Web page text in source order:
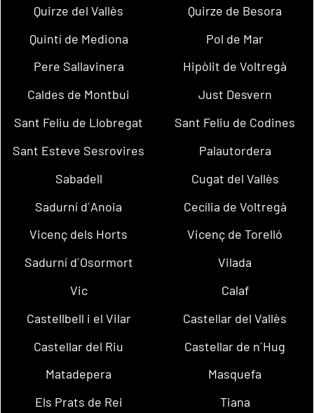
Quirze del Vallès
Quirze de Besora
Quintí de Mediona
Pol de Mar
Pere Sallavinera
Hipòlit de Voltregà
Caldes de Montbui
Just Desvern
Sant Feliu de Llobregat
Sant Feliu de Codines
Sant Esteve Sesrovires
Palautordera
Sabadell
Cugat del Vallès
Sadurní d´Anoia
Cecília de Voltregà
Vicenç dels Horts
Vicenç de Torelló
Sadurní d´Osormort
Vilada
Vic
Calaf
Castellbell i el Vilar
Castellar del Vallès
Castellar del Riu
Castellar de n´Hug
Matadepera
Masquefa
Els Prats de Rei
Tiana